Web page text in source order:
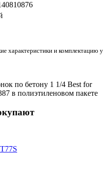
характеристики и комплектацию у
по бетону 1 1/4 Best for
в полиэтиленовом пакете